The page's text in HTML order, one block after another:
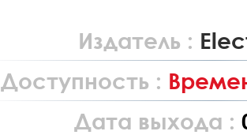
Издатель :
Доступность :
Дата выхода :